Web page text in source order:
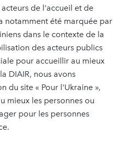
de l'accueil et de
notamment été marquée par
dans le contexte de la
des acteurs publics
pour accueillir au mieux
DIAIR, nous avons
du site « Pour l'Ukraine »,
mieux les personnes ou
pour les personnes